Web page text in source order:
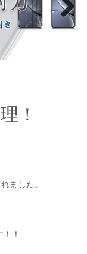
Next
！
ました。
！